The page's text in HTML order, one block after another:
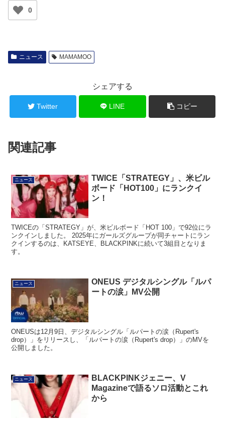
0
ニュース MAMAMOO
シェアする
Twitter LINE コピー
関連記事
ニュース
TWICE「STRATEGY」、米ビル
ボード「HOT100」にランクイ
ン！
TWICEの「STRATEGY」が、米ビルボード「HOT 100」で92位にラ
ンクインしました。 2025年にガールズグループが同チャートにラン
クインするのは、KATSEYE、BLACKPINKに続いて3組目となりま
す。
ニュース
ONEUS デジタルシングル「ルパ
ートの涙」MV公開
ONEUSは12月9日、デジタルシングル「ルパートの涙（Rupert's
drop）」をリリースし、「ルパートの涙（Rupert's drop）」のMVを
公開しました。
ニュース
BLACKPINKジェニー、V
Magazineで語るソロ活動とこれ
から